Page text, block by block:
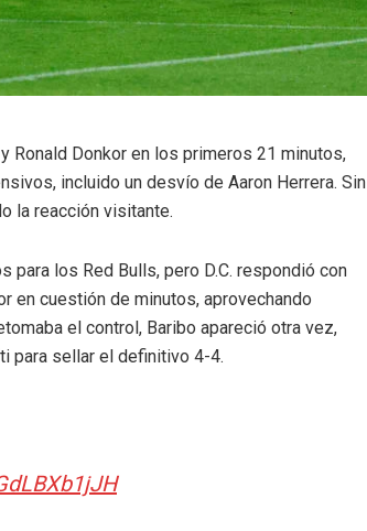
Ronald Donkor en los primeros 21 minutos,
incluido un desvío de Aaron Herrera. Sin
la reacción visitante.
para los Red Bulls, pero D.C. respondió con
en cuestión de minutos, aprovechando
el control, Baribo apareció otra vez,
para sellar el definitivo 4-4.